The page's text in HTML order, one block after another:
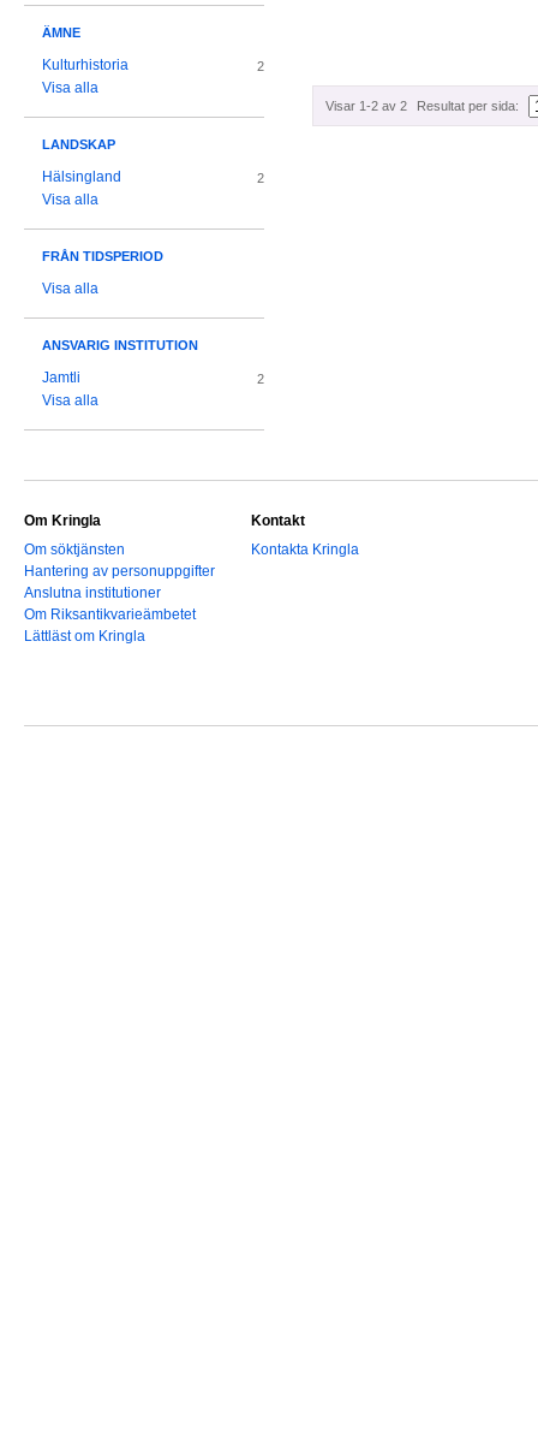
Visar 1-2 av 2 Resultat per sida:
ÄMNE
Kulturhistoria 2
Visa alla
LANDSKAP
Hälsingland 2
Visa alla
FRÅN TIDSPERIOD
Visa alla
ANSVARIG INSTITUTION
Jamtli 2
Visa alla
Om Kringla
Om söktjänsten
Hantering av personuppgifter
Anslutna institutioner
Om Riksantikvarieämbetet
Lättläst om Kringla
Kontakt
Kontakta Kringla